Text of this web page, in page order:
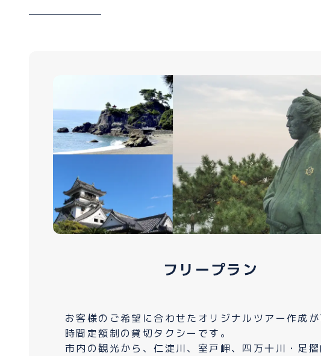
フリープラン
お客様のご希望に合わせたオリジナルツアー作成
時間定額制の貸切タクシーです。
市内の観光から、仁淀川、室戸岬、四万十川・足